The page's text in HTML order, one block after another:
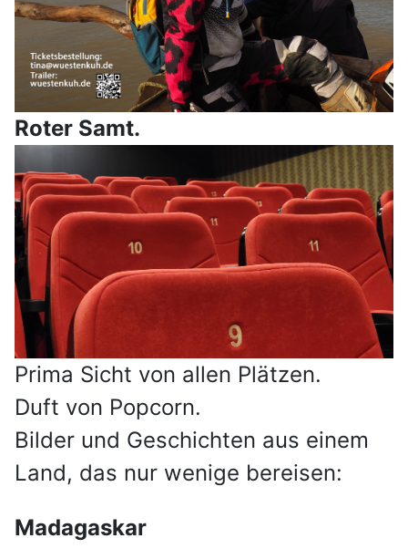
Roter Samt.
Prima Sicht von allen Plätzen.
Duft von Popcorn.
Bilder und Geschichten aus einem
Land, das nur wenige bereisen:
Madagaskar